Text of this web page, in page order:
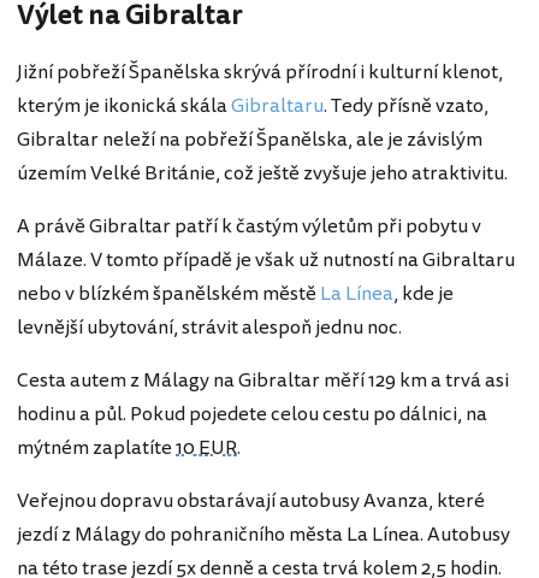
Výlet na Gibraltar
Jižní pobřeží Španělska skrývá přírodní i kulturní klenot,
kterým je ikonická skálaGibraltaru. Tedy přísně vzato,
Gibraltar neleží na pobřeží Španělska, ale je závislým
územím Velké Británie, což ještě zvyšuje jeho atraktivitu.
A právě Gibraltar patří k častým výletům při pobytu v
Málaze. V tomto případě je však už nutností na Gibraltaru
nebo v blízkém španělském městě La Línea, kde je
levnější ubytování, strávit alespoň jednu noc.
Cesta autem z Málagy na Gibraltar měří 129 km a trvá asi
hodinu a půl. Pokud pojedete celou cestu po dálnici, na
mýtném zaplatíte10 EUR.
Veřejnou dopravu obstarávají autobusy Avanza, které
jezdí z Málagy do pohraničního města La Línea. Autobusy
na této trase jezdí 5x denně a cesta trvá kolem 2,5 hodin.